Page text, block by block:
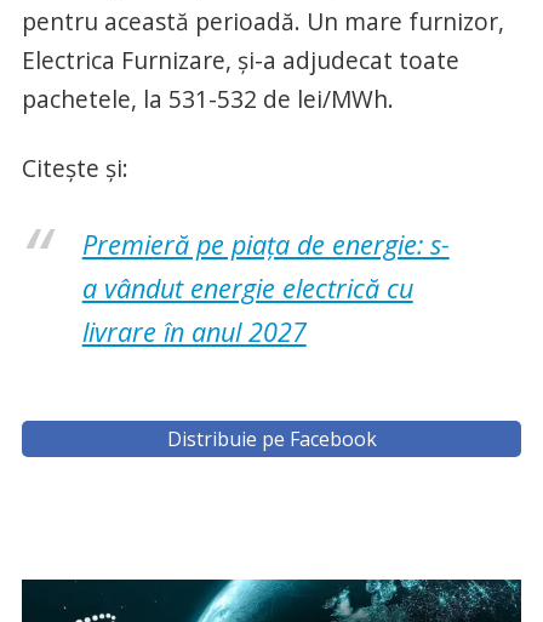
pentru această perioadă. Un mare furnizor,
Electrica Furnizare, și-a adjudecat toate
pachetele, la 531-532 de lei/MWh.
Citește și:
Premieră pe piața de energie: s-
a vândut energie electrică cu
livrare în anul 2027
Distribuie pe Facebook